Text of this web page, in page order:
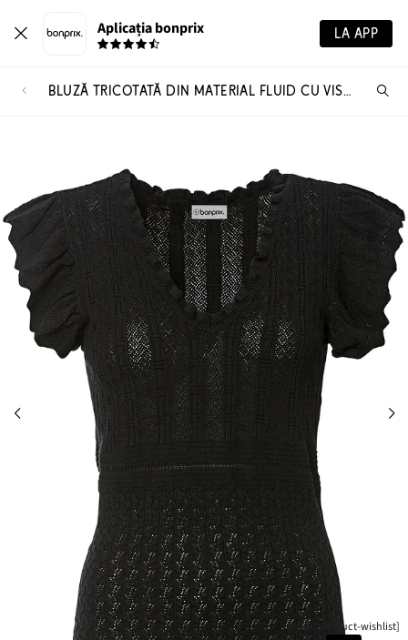
Aplicația bonprix LA APP
BLUZĂ TRICOTATĂ DIN MATERIAL FLUID CU VISCOZĂ
[node-product-wishlist]